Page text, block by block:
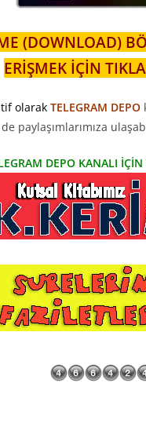
(DOWNLOAD)
ERİŞMEK İÇİN
olarak TELEGRAM DEPO
de paylaşımlarımıza
DEPO KANALI